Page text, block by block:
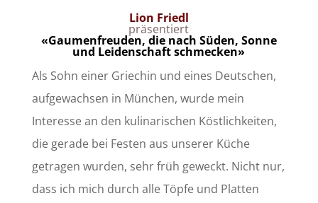
Lion Friedl
präsentiert
«Gaumenfreuden, die nach Süden, Sonne
und Leidenschaft schmecken»
Als Sohn einer Griechin und eines Deutschen,
aufgewachsen in München, wurde mein
Interesse an den kulinarischen Köstlichkeiten,
die gerade bei Festen aus unserer Küche
getragen wurden, sehr früh geweckt. Nicht nur,
dass ich mich durch alle Töpfe und Platten